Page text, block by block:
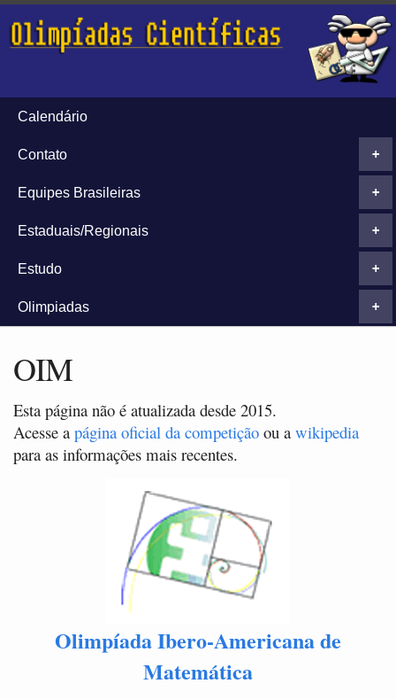
Calendário
+
Contato
+
Equipes Brasileiras
+
Estaduais/Regionais
+
Estudo
+
Olimpiadas
OIM
Esta página não é atualizada desde 2015.
Acesse a página oficial da competição ou a wikipedia
para as informações mais recentes.
Olimpíada Ibero-Americana de
Matemática